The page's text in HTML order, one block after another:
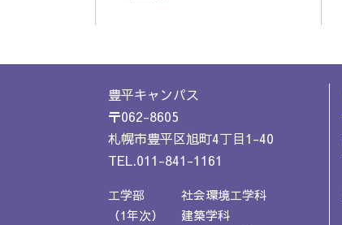
豊平キャンパス
〒062-8605
札幌市豊平区旭町4丁目1-40
TEL.011-841-1161
工学部
（1年次）
社会環境工学科
建築学科